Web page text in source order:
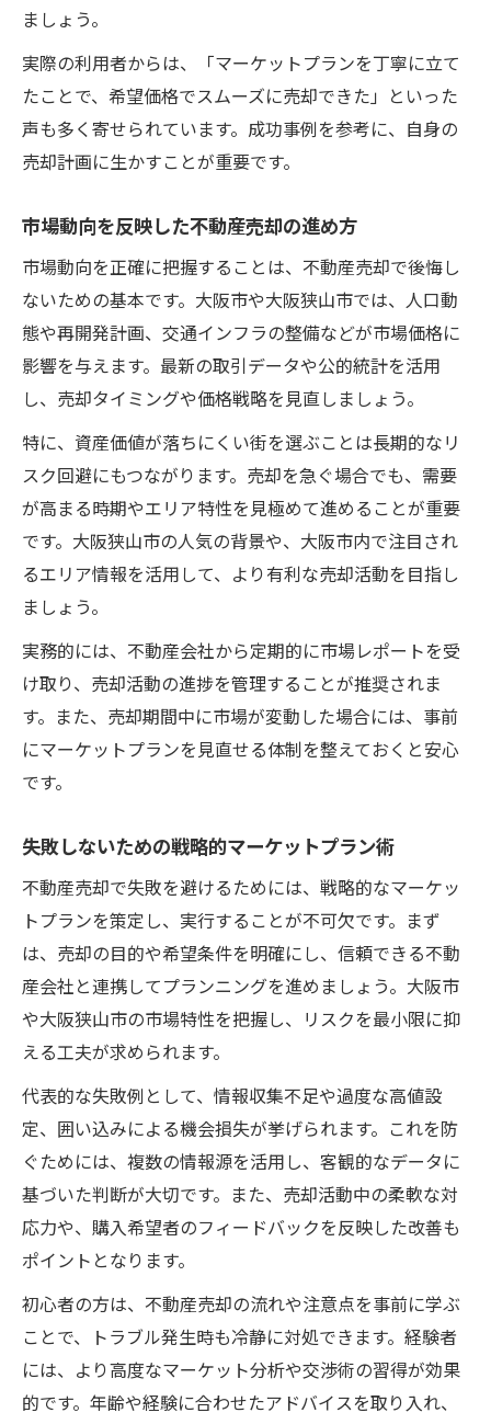
ましょう。
実際の利用者からは、「マーケットプランを丁寧に立て
たことで、希望価格でスムーズに売却できた」といった
声も多く寄せられています。成功事例を参考に、自身の
売却計画に生かすことが重要です。
市場動向を反映した不動産売却の進め方
市場動向を正確に把握することは、不動産売却で後悔し
ないための基本です。大阪市や大阪狭山市では、人口動
態や再開発計画、交通インフラの整備などが市場価格に
影響を与えます。最新の取引データや公的統計を活用
し、売却タイミングや価格戦略を見直しましょう。
特に、資産価値が落ちにくい街を選ぶことは長期的なリ
スク回避にもつながります。売却を急ぐ場合でも、需要
が高まる時期やエリア特性を見極めて進めることが重要
です。大阪狭山市の人気の背景や、大阪市内で注目され
るエリア情報を活用して、より有利な売却活動を目指し
ましょう。
実務的には、不動産会社から定期的に市場レポートを受
け取り、売却活動の進捗を管理することが推奨されま
す。また、売却期間中に市場が変動した場合には、事前
にマーケットプランを見直せる体制を整えておくと安心
です。
失敗しないための戦略的マーケットプラン術
不動産売却で失敗を避けるためには、戦略的なマーケッ
トプランを策定し、実行することが不可欠です。まず
は、売却の目的や希望条件を明確にし、信頼できる不動
産会社と連携してプランニングを進めましょう。大阪市
や大阪狭山市の市場特性を把握し、リスクを最小限に抑
える工夫が求められます。
代表的な失敗例として、情報収集不足や過度な高値設
定、囲い込みによる機会損失が挙げられます。これを防
ぐためには、複数の情報源を活用し、客観的なデータに
基づいた判断が大切です。また、売却活動中の柔軟な対
応力や、購入希望者のフィードバックを反映した改善も
ポイントとなります。
初心者の方は、不動産売却の流れや注意点を事前に学ぶ
ことで、トラブル発生時も冷静に対処できます。経験者
には、より高度なマーケット分析や交渉術の習得が効果
的です。年齢や経験に合わせたアドバイスを取り入れ、